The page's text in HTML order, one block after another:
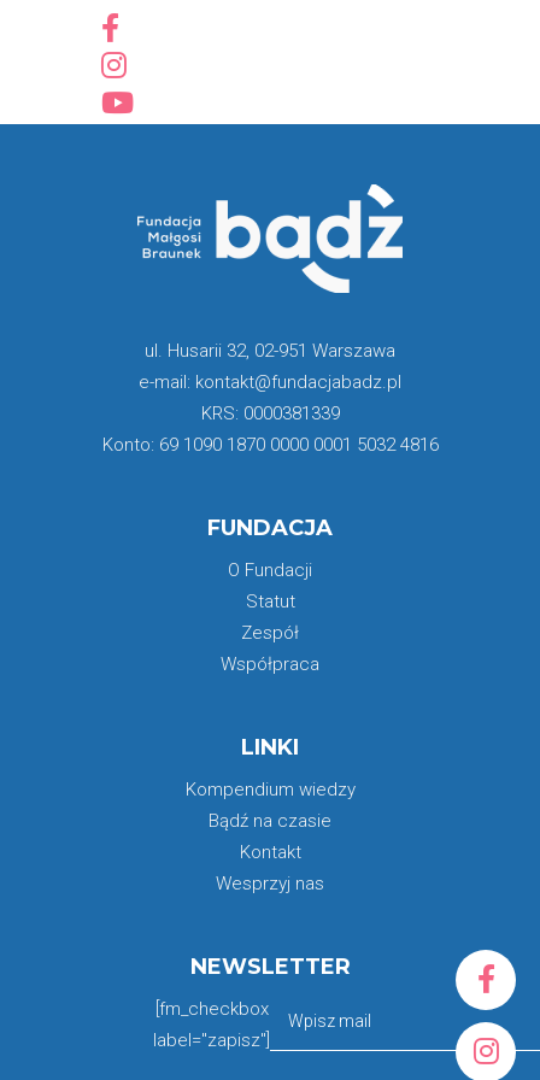
ul. Husarii 32, 02-951 Warszawa
e-mail: kontakt@fundacjabadz.pl
KRS: 0000381339
Konto: 69 1090 1870 0000 0001 5032 4816
FUNDACJA
O Fundacji
Statut
Zespół
Współpraca
LINKI
Kompendium wiedzy
Bądź na czasie
Kontakt
Wesprzyj nas
NEWSLETTER
[fm_checkbox
label="zapisz"]